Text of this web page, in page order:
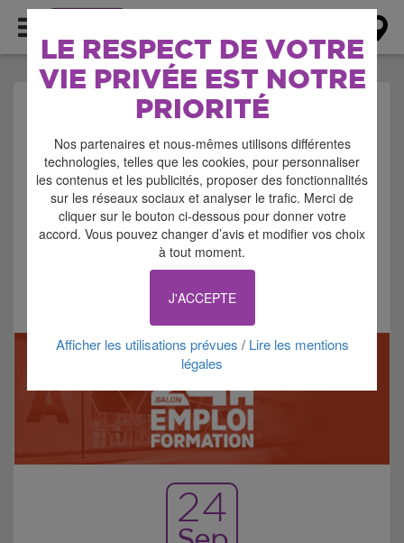
LE RESPECT DE VOTRE
VIE PRIVÉE EST NOTRE
PRIORITÉ
Nos partenaires et nous-mêmes utilisons différentes
technologies, telles que les cookies, pour personnaliser
les contenus et les publicités, proposer des fonctionnalités
sur les réseaux sociaux et analyser le trafic. Merci de
cliquer sur le bouton ci-dessous pour donner votre
accord. Vous pouvez changer d’avis et modifier vos choix
à tout moment.
J'ACCEPTE
Afficher les utilisations prévues / Lire les mentions
légales
AGENDA >
EXPOSITION - SALON -
FOIRE
Signaler cette annonce
24